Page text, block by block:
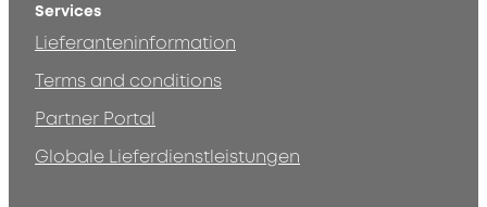
Services
Lieferanteninformation
Terms and conditions
Partner Portal
Globale Lieferdienstleistungen